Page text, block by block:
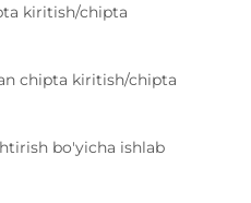
kiritish/chipta
chipta kiritish/chipta
bo'yicha ishlab